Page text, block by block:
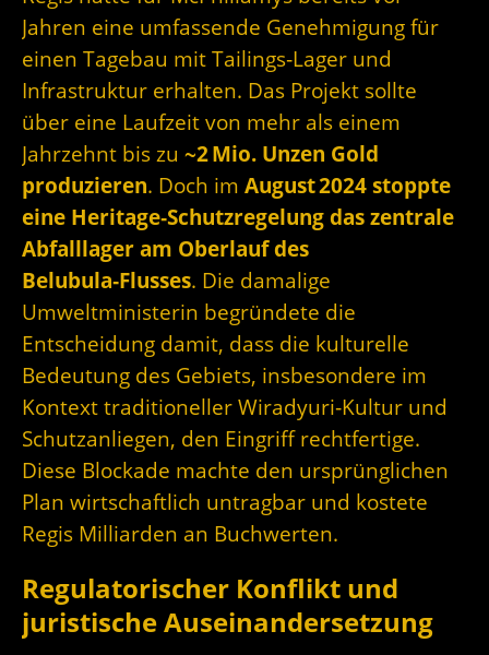
Jahren eine umfassende Genehmigung für
einen Tagebau mit Tailings‑Lager und
Infrastruktur erhalten. Das Projekt sollte
über eine Laufzeit von mehr als einem
Jahrzehnt bis zu ~2 Mio. Unzen Gold
produzieren. Doch im August 2024 stoppte
eine Heritage‑Schutzregelung das zentrale
Abfalllager am Oberlauf des
Belubula‑Flusses. Die damalige
Umweltministerin begründete die
Entscheidung damit, dass die kulturelle
Bedeutung des Gebiets, insbesondere im
Kontext traditioneller Wiradyuri‑Kultur und
Schutzanliegen, den Eingriff rechtfertige.
Diese Blockade machte den ursprünglichen
Plan wirtschaftlich untragbar und kostete
Regis Milliarden an Buchwerten.
Regulatorischer Konflikt und
juristische Auseinandersetzung